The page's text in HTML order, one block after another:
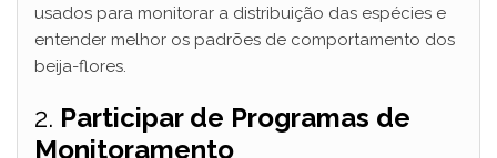
usados para monitorar a distribuição das espécies e
entender melhor os padrões de comportamento dos
beija-flores.
2. Participar de Programas de
Monitoramento